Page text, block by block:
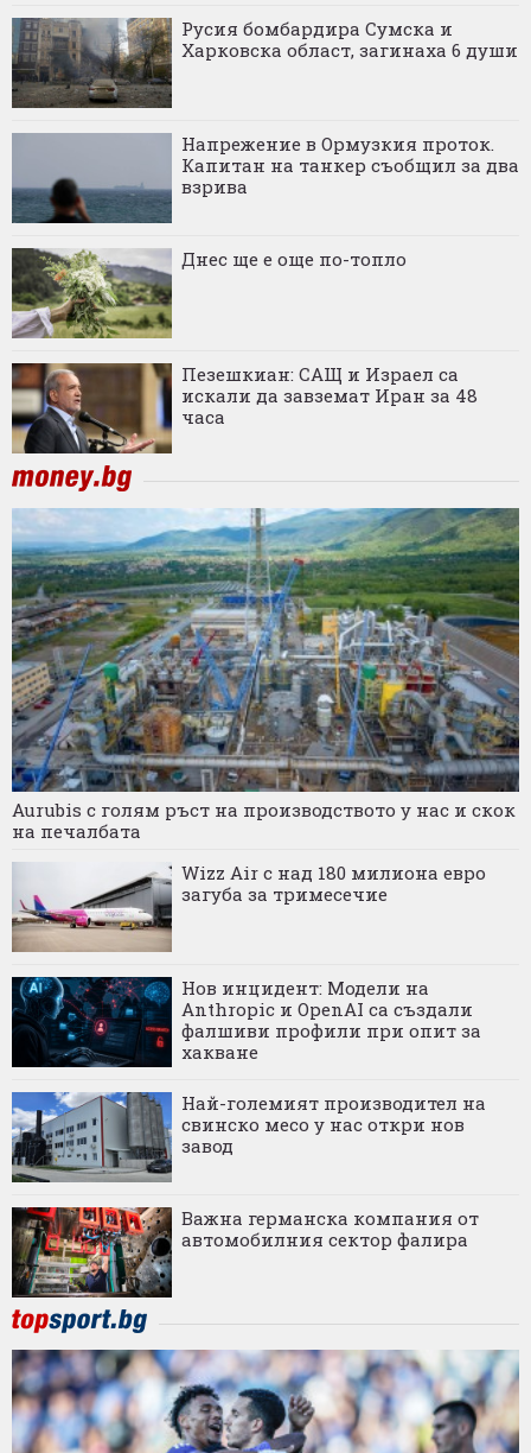
Русия бомбардира Сумска и
Харковска област, загинаха 6 души
Напрежение в Ормузкия проток.
Капитан на танкер съобщил за два
взрива
Днес ще е още по-топло
Пезешкиан: САЩ и Израел са
искали да завземат Иран за 48
часа
Aurubis с голям ръст на производството у нас и скок
на печалбата
Wizz Air с над 180 милиона евро
загуба за тримесечие
Нов инцидент: Модели на
Anthropic и OpenAI са създали
фалшиви профили при опит за
хакване
Най-големият производител на
свинско месо у нас откри нов
завод
Важна германска компания от
автомобилния сектор фалира